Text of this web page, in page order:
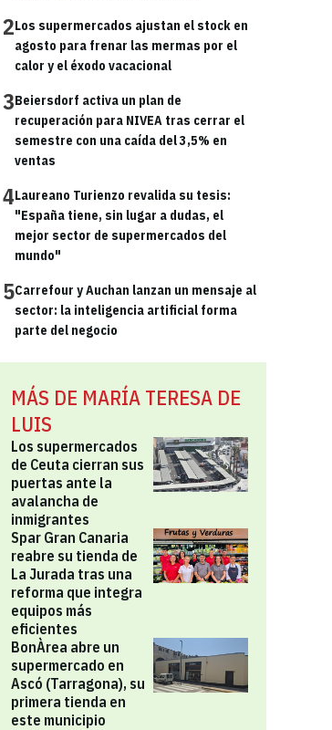
2Los supermercados ajustan el stock en
agosto para frenar las mermas por el
calor y el éxodo vacacional
3Beiersdorf activa un plan de
recuperación para NIVEA tras cerrar el
semestre con una caída del 3,5% en
ventas
4Laureano Turienzo revalida su tesis:
"España tiene, sin lugar a dudas, el
mejor sector de supermercados del
mundo"
5Carrefour y Auchan lanzan un mensaje al
sector: la inteligencia artificial forma
parte del negocio
MÁS DE MARÍA TERESA DE
LUIS
Los supermercados
de Ceuta cierran sus
puertas ante la
avalancha de
inmigrantes
Spar Gran Canaria
reabre su tienda de
La Jurada tras una
reforma que integra
equipos más
eficientes
BonÀrea abre un
supermercado en
Ascó (Tarragona), su
primera tienda en
este municipio